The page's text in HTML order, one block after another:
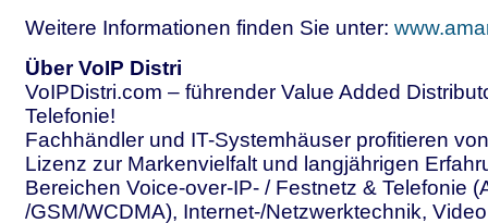
Weitere Informationen finden Sie unter:
Über VoIP Distri
VoIPDistri.com – führender Value Added
Telefonie!
Fachhändler und IT-Systemhäuser profitieren
Lizenz zur Markenvielfalt und langjährigen
Bereichen Voice-over-IP- / Festnetz & Telefonie
/GSM/WCDMA), Internet-/Netzwerktechnik,